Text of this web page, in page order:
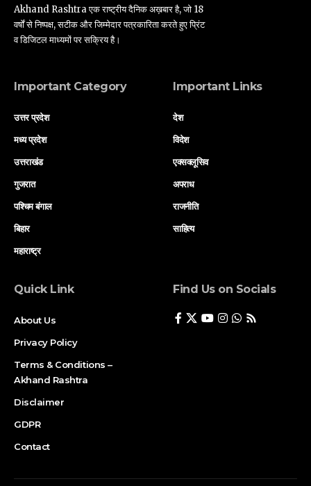
Akhand Rashtra एक राष्ट्रीय दैनिक अख़बार है, जो 18
वर्षों से निष्पक्ष, सटीक और जिम्मेदार पत्रकारिता करते हुए प्रिंट
व डिजिटल माध्यमों पर सक्रिय है।
Important Category
उत्तर प्रदेश
मध्य प्रदेश
उत्तराखंड
गुजरात
पश्चिम बंगाल
बिहार
महाराष्ट्र
Important Links
देश
विदेश
एक्सक्लूसिव
अपराध
राजनीति
साहित्य
Quick Link
About Us
Privacy Policy
Terms & Conditions –
Akhand Rashtra
Disclaimer
GDPR
Contact
Find Us on Socials